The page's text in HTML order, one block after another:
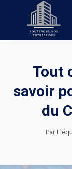
Tout
savoir
du
Par